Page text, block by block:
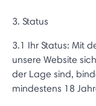
3. Status
3.1 Ihr Status: Mit
unsere Website
der Lage sind,
mindestens 18